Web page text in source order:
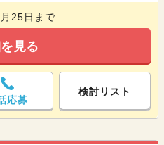
25日まで
見る
応募
検討リスト